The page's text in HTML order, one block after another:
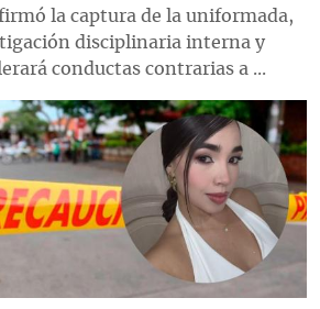
la captura de la uniformada,
disciplinaria interna y
conductas contrarias a ...